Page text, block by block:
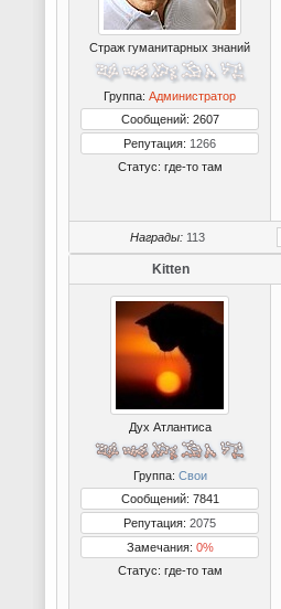
Страж гуманитарных знаний
Группа: Администратор
Сообщений: 2607
Репутация: 1266
Статус: где-то там
Награды: 113
Kitten
Дух Атлантиса
Группа: Свои
Сообщений: 7841
Репутация: 2075
Замечания: 0%
Статус: где-то там